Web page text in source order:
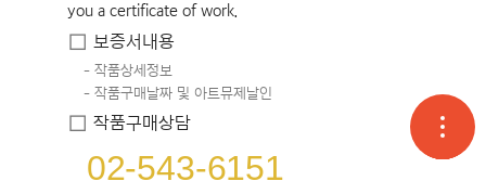
you a certificate of work.
보증서내용
작품상세정보
작품구매날짜 및 아트뮤제날인
작품구매상담
02-543-6151
고객
온라
오시